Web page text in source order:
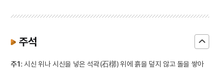
주석
주1: 시신 위나 시신을 넣은 석곽(石槨) 위에 흙을 덮지 않고 돌을 쌓아